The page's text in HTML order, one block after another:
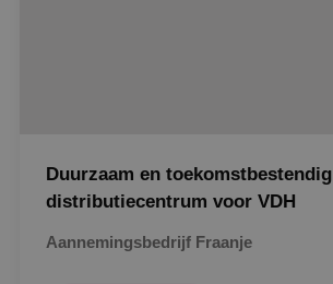
Duurzaam en toekomstbestendig
distributiecentrum voor VDH
Aannemingsbedrijf Fraanje